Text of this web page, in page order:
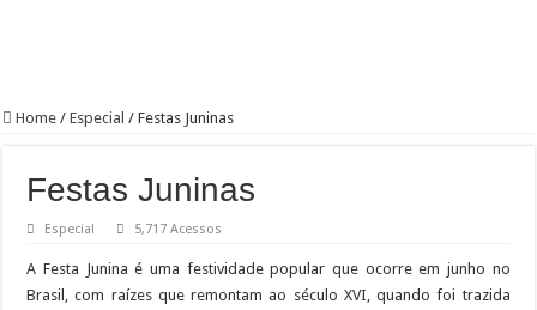
Home / Especial / Festas Juninas
Festas Juninas
Especial 5,717 Acessos
A Festa Junina é uma festividade popular que ocorre em junho no
Brasil, com raízes que remontam ao século XVI, quando foi trazida